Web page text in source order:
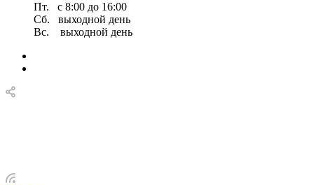
Пт. с 8:00 до 16:00
Сб. выходной день
Вс. выходной день